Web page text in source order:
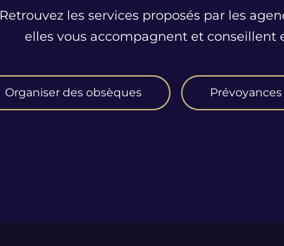
Retrouvez les services proposés par les
elles vous accompagnent et conseillent
Organiser des obsèques